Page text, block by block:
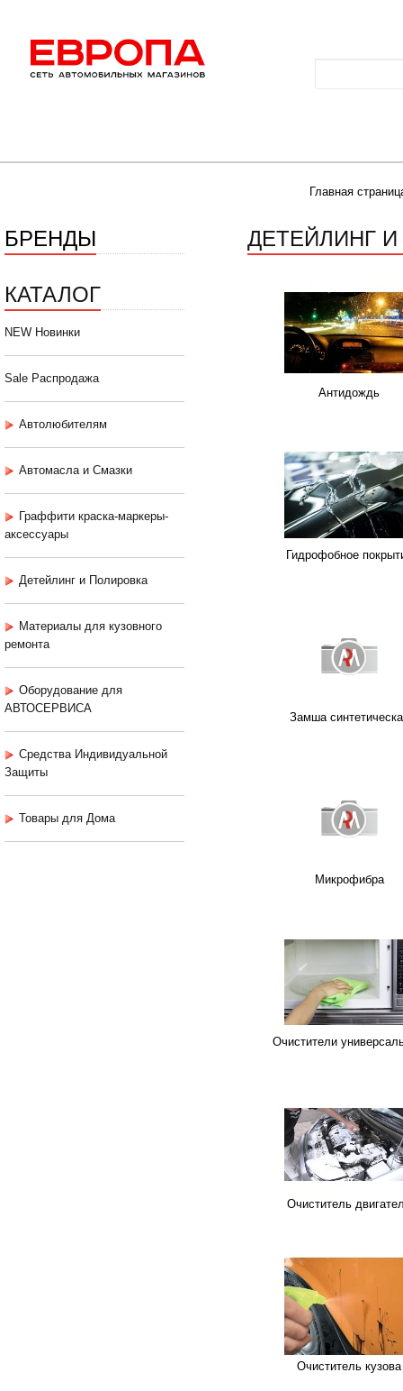
Главная
БРЕНДЫ
КАТАЛОГ
NEW Новинки
Sale Распродажа
Автолюбителям
Автомасла и Смазки
Граффити краска-маркеры-
аксессуары
Детейлинг и Полировка
Материалы для кузовного
ремонта
Оборудование для
АВТОСЕРВИСА
Средства Индивидуальной
Защиты
Товары для Дома
ДЕТЕЙЛИНГ
Антидождь
Гидрофобное
Замша
Микрофибра
Очистители
Очиститель
Очиститель кузова